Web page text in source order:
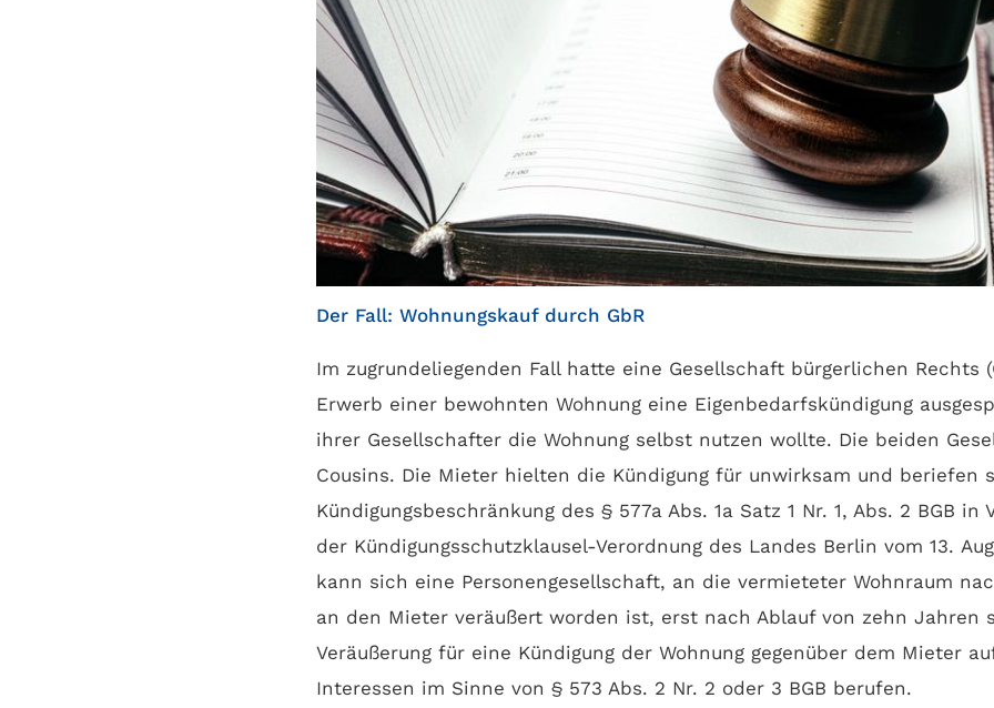
Der Fall: Wohnungskauf durch GbR
Im zugrundeliegenden Fall hatte eine Gesellschaft bürgerlichen Rechts
Erwerb einer bewohnten Wohnung eine Eigenbedarfskündigung
ihrer Gesellschafter die Wohnung selbst nutzen wollte. Die beiden
Cousins. Die Mieter hielten die Kündigung für unwirksam und beriefen
Kündigungsbeschränkung des § 577a Abs. 1a Satz 1 Nr. 1, Abs. 2 BGB
der Kündigungsschutzklausel-Verordnung des Landes Berlin vom 13.
kann sich eine Personengesellschaft, an die vermieteter Wohnraum
an den Mieter veräußert worden ist, erst nach Ablauf von zehn Jahren
Veräußerung für eine Kündigung der Wohnung gegenüber dem Mieter
Interessen im Sinne von § 573 Abs. 2 Nr. 2 oder 3 BGB berufen.